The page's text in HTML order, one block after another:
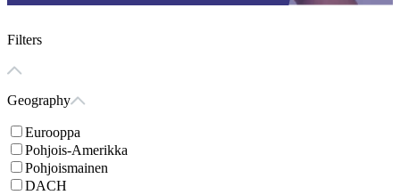
Filters
Geography
Eurooppa
Pohjois-Amerikka
Pohjoismainen
DACH